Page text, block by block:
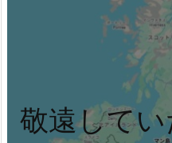
敬遠してい